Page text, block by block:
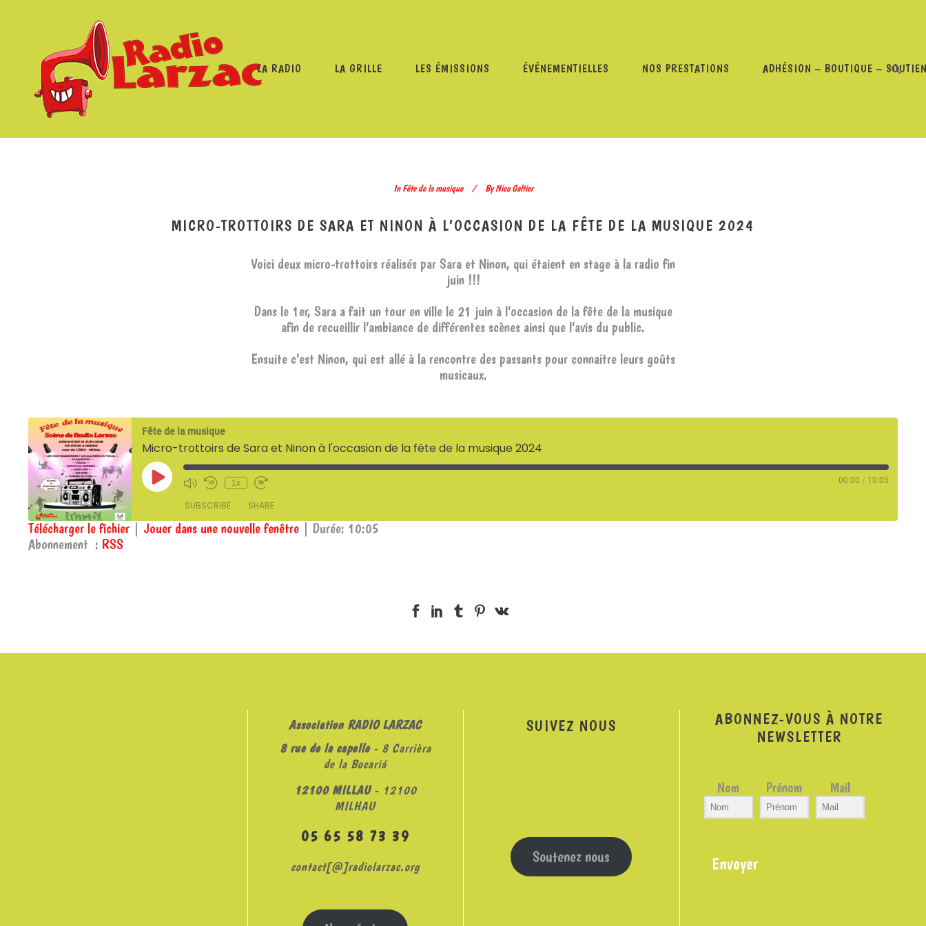
LA RADIO LA GRILLE LES ÉMISSIONS ÉVÉNEMENTIELLES NOS PRESTATIONS ADHÉSION – BOUTIQUE –
RADIO LARZAC
In Fête de la musique By Nico Galtier
MICRO-TROTTOIRS DE SARA ET NINON À L’OCCASION DE LA FÊTE DE LA MUSIQUE 2024
Voici deux micro-trottoirs réalisés par Sara et Ninon, qui étaient en stage à la radio fin
juin !!!
Dans le 1er, Sara a fait un tour en ville le 21 juin à l’occasion de la fête de la musique
afin de recueillir l’ambiance de différentes scènes ainsi que l’avis du public.
Ensuite c’est Ninon, qui est allé à la rencontre des passants pour connaitre leurs goûts
musicaux.
Fête de la musique
Micro-trottoirs de Sara et Ninon à l'occasion de la fête de la musique 2024
Play
Episode
1x 00:00 / 10:05
SUBSCRIBE SHARE
RSS
SHARE
Télécharger le fichier Jouer dans une nouvelle fenêtre
Durée: 10:05
Abonnement : RSS
Association RADIO LARZAC
8 rue de la capelle- 8 Carrièra
de la Bocariá
12100 MILLAU- 12100
MILHAU
05 65 58 73 39
contact[@]radiolarzac.org
SUIVEZ NOUS
Soutenez nous
ABONNEZ-VOUS À NOTRE
NEWSLETTER
Nom Prénom Mail
Envoyer